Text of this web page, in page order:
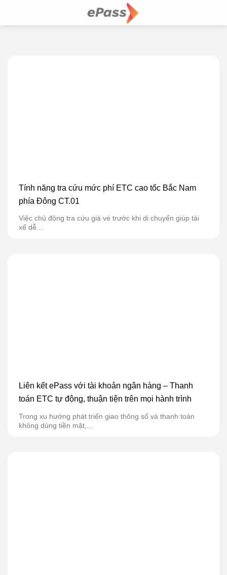
Tính năng tra cứu mức phí ETC cao tốc Bắc Nam
phía Đông CT.01
Việc chủ động tra cứu giá vé trước khi di chuyển giúp tài
xế dễ...
Liên kết ePass với tài khoản ngân hàng – Thanh
toán ETC tự động, thuận tiện trên mọi hành trình
Trong xu hướng phát triển giao thông số và thanh toán
không dùng tiền mặt,...